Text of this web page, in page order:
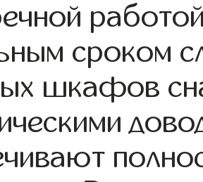
сроком
шкафов